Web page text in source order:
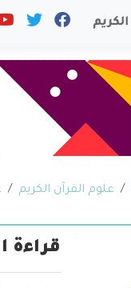
علوم القرآن الكريم
قراءة